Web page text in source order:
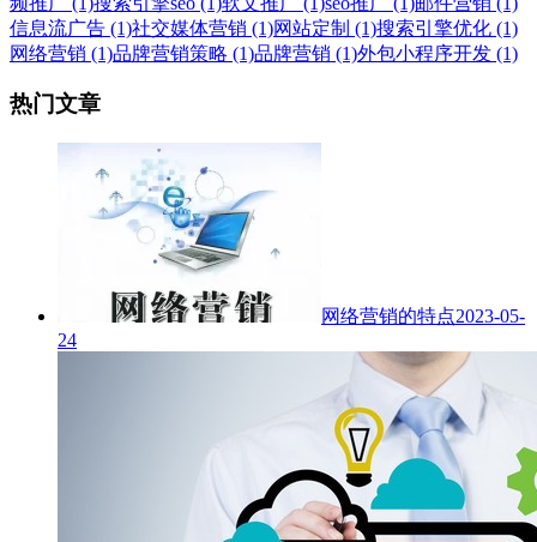
信息流广告 (1)社交媒体营销 (1)网站定制 (1)搜索引擎优化 (1)
网络营销 (1)品牌营销策略 (1)品牌营销 (1)外包小程序开发 (1)
热门文章
网络营销的特点2023-05-
24